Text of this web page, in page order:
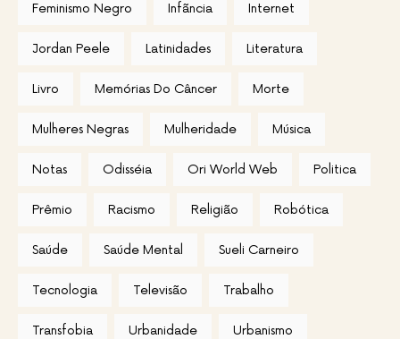
Feminismo Negro Infãncia Internet
Jordan Peele Latinidades Literatura
Livro Memórias Do Câncer Morte
Mulheres Negras Mulheridade Música
Notas Odisséia Ori World Web Politica
Prêmio Racismo Religião Robótica
Saúde Saúde Mental Sueli Carneiro
Tecnologia Televisão Trabalho
Transfobia Urbanidade Urbanismo